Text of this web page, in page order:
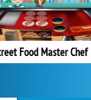
Food Master Chef